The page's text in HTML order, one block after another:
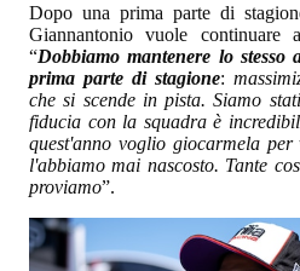
Dopo una prima parte di
Giannantonio vuole
“Dobbiamo mantenere lo
prima parte di stagione:
che si scende in pista. Siamo
fiducia con la squadra è
quest'anno voglio giocarmela
l'abbiamo mai nascosto. Tante
proviamo”.